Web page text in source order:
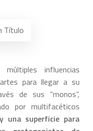
Título
influencias
para llegar a su
de sus “monos”,
por multifacéticos
una superficie para